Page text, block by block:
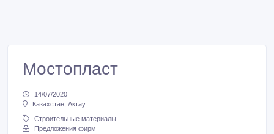
Мостопласт
14/07/2020
Казахстан, Актау
Строительные материалы
Предложения фирм